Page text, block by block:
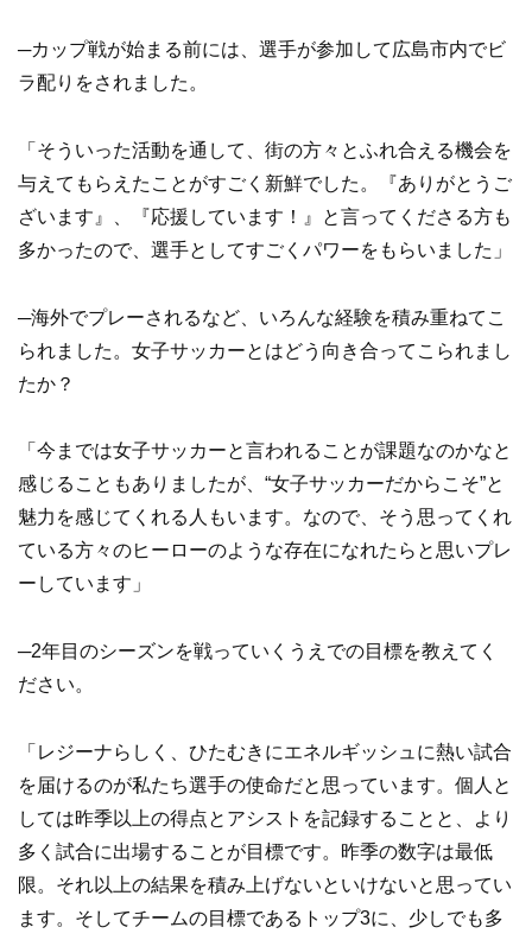
─カップ戦が始まる前には、選手が参加して広島市内でビ
ラ配りをされました。
「そういった活動を通して、街の方々とふれ合える機会を
与えてもらえたことがすごく新鮮でした。『ありがとうご
ざいます』、『応援しています！』と言ってくださる方も
多かったので、選手としてすごくパワーをもらいました」
─海外でプレーされるなど、いろんな経験を積み重ねてこ
られました。女子サッカーとはどう向き合ってこられまし
たか？
「今までは女子サッカーと言われることが課題なのかなと
感じることもありましたが、“女子サッカーだからこそ”と
魅力を感じてくれる人もいます。なので、そう思ってくれ
ている方々のヒーローのような存在になれたらと思いプレ
ーしています」
─2年目のシーズンを戦っていくうえでの目標を教えてく
ださい。
「レジーナらしく、ひたむきにエネルギッシュに熱い試合
を届けるのが私たち選手の使命だと思っています。個人と
しては昨季以上の得点とアシストを記録することと、より
多く試合に出場することが目標です。昨季の数字は最低
限。それ以上の結果を積み上げないといけないと思ってい
ます。そしてチームの目標であるトップ3に、少しでも多